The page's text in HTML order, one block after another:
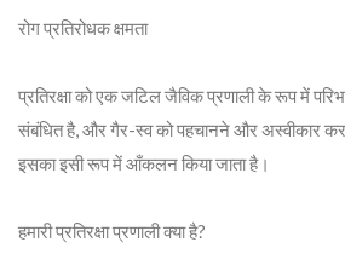
रोग प्रतिरोधक क्षमता
प्रतिरक्षा को एक जटिल जैविक प्रणाली के रूप में
संबंधित है, और गैर-स्व को पहचानने और अस्वीकार
इसका इसी रूप में आँकलन किया जाता है।
हमारी प्रतिरक्षा प्रणाली क्या है?